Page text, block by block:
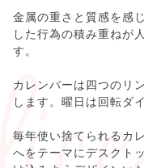
金属の重さと質感を感
した行為の積み重ねが
す。
カレンバーは四つのリ
します。曜日は回転ダ
毎年使い捨てられるカ
へをテーマにデスクト